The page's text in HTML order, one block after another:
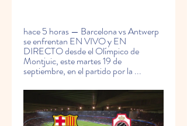
hace 5 horas — Barcelona vs Antwerp
se enfrentan EN VIVO y EN
DIRECTO desde el Olímpico de
Montjuic, este martes 19 de
septiembre, en el partido por la ...